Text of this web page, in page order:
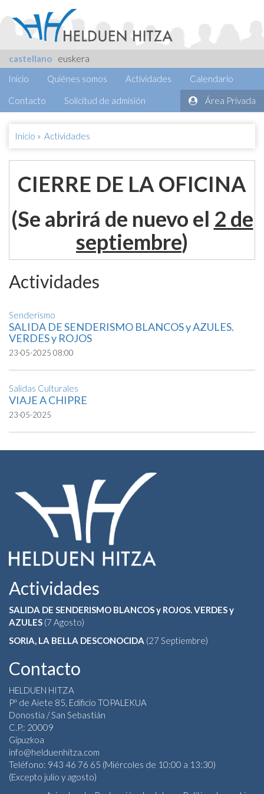
castellano
euskera
Inicio
Quiénes somos Actividades Calendario
Contacto Solicitud de admisión Área Privada
Inicio » Actividades
CIERRE DE LA OFICINA
(Se abrirá de nuevo el 2 de
septiembre)
Actividades
Senderismo
SALIDA DE SENDERISMO BLANCOS y AZULES.
VERDES y ROJOS
23-05-2025 08:00
Salidas Culturales
VIAJE A CHIPRE
23-05-2025
Actividades
SALIDA DE SENDERISMO BLANCOS y ROJOS. VERDES y
AZULES (7 Agosto)
SORIA, LA BELLA DESCONOCIDA (27 Septiembre)
Contacto
HELDUEN HITZA
Pº de Aiete 85, Edificio TOPALEKUA
Donostia / San Sebastián
C.P.: 20009
Gipuzkoa
info@helduenhitza.com
Teléfono: 943 46 76 65 (Miércoles de 10:00 a 13:30)
(Excepto julio y agosto)